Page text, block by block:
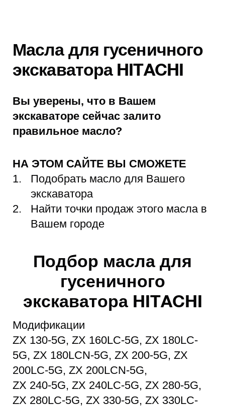
Масла для гусеничного
экскаватора HITACHI
Вы уверены, что в Вашем
экскаваторе сейчас залито
правильное масло?
НА ЭТОМ САЙТЕ ВЫ СМОЖЕТЕ
Подобрать масло для Вашего
экскаватора
Найти точки продаж этого масла в
Вашем городе
Подбор масла для
гусеничного
экскаватора HITACHI
Модификации
ZX 130-5G, ZX 160LC-5G, ZX 180LC-
5G, ZX 180LCN-5G, ZX 200-5G, ZX
200LC-5G, ZX 200LCN-5G,
ZX 240-5G, ZX 240LC-5G, ZX 280-5G,
ZX 280LC-5G, ZX 330-5G, ZX 330LC-